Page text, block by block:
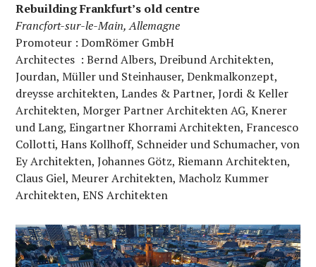
Rebuilding Frankfurt’s old centre
Francfort-sur-le-Main, Allemagne
Promoteur : DomRömer GmbH
Architectes : Bernd Albers, Dreibund Architekten,
Jourdan, Müller und Steinhauser, Denkmalkonzept,
dreysse architekten, Landes & Partner, Jordi & Keller
Architekten, Morger Partner Architekten AG, Knerer
und Lang, Eingartner Khorrami Architekten, Francesco
Collotti, Hans Kollhoff, Schneider und Schumacher, von
Ey Architekten, Johannes Götz, Riemann Architekten,
Claus Giel, Meurer Architekten, Macholz Kummer
Architekten, ENS Architekten